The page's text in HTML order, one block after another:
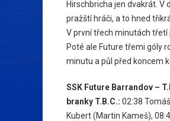
Hirschbricha jen dvakrát.
pražští hráči, a to hned
V první třech minutách třetí
Poté ale Future třemi góly
minutu a půl před koncem
SSK Future Barrandov –
branky T.B.C.: 02:38
Kubert(Martin Kameš),